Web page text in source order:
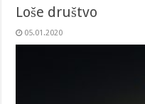
Loše društvo
05.01.2020